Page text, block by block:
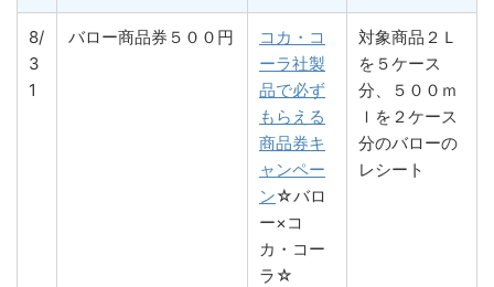
8/
3
1
バロー商品券５００円
コカ・コ
ーラ社製
品で必ず
もらえる
商品券キ
ャンペー
ン☆バロ
ー×コ
カ・コー
ラ☆
対象商品２Ｌ
を５ケース
分、５００ｍ
ｌを２ケース
分のバローの
レシート